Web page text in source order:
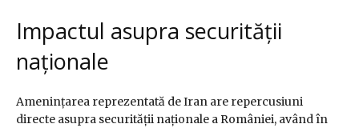
Impactul asupra securității
naționale
Amenințarea reprezentată de Iran are repercusiuni
directe asupra securității naționale a României, având în